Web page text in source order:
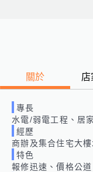
關於 店
專長
水電/弱電工程、居
經歷
商辦及集合住宅大
特色
報修迅速、價格公道